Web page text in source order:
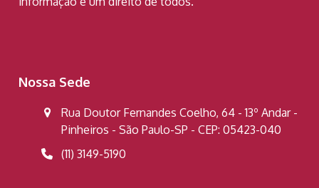
Nossa Sede
Rua Doutor Fernandes Coelho, 64 - 13º Andar -
Pinheiros - São Paulo-SP - CEP: 05423-040
(11) 3149-5190